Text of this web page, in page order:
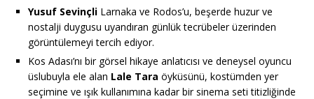
Yusuf Sevinçli Larnaka ve Rodos’u, beşerde huzur ve
nostalji duygusu uyandıran günlük tecrübeler üzerinden
görüntülemeyi tercih ediyor.
Kos Adası’nı bir görsel hikaye anlatıcısı ve deneysel oyuncu
üslubuyla ele alan Lale Tara öyküsünü, kostümden yer
seçimine ve ışık kullanımına kadar bir sinema seti titizliğinde